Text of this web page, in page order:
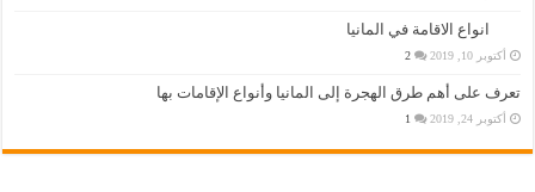
انواع الاقامة في المانيا
أكتوبر 10, 2019 2
تعرف على أهم طرق الهجرة إلى المانيا وأنواع الإقامات بها
أكتوبر 24, 2019 1